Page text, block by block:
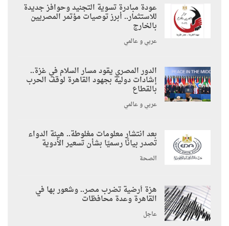
عودة مبادرة تسوية التجنيد وحوافز جديدة
للاستثمار.. أبرز توصيات مؤتمر المصريين
بالخارج
عربي و عالمي
الدور المصري يقود مسار السلام في غزة..
إشادات دولية بجهود القاهرة لوقف الحرب
بالقطاع
عربي و عالمي
بعد انتشار معلومات مغلوطة.. هيئة الدواء
تصدر بيانًا رسميًا بشأن تسعير الأدوية
الصحة
هزة أرضية تضرب مصر.. وشعور بها في
القاهرة وعدة محافظات
عاجل